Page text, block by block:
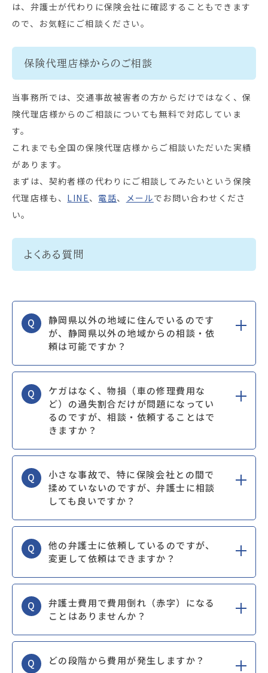
は、弁護士が代わりに保険会社に確認することもできます
ので、お気軽にご相談ください。
保険代理店様からのご相談
当事務所では、交通事故被害者の方からだけではなく、保
険代理店様からのご相談についても無料で対応していま
す。
これまでも全国の保険代理店様からご相談いただいた実績
があります。
まずは、契約者様の代わりにご相談してみたいという保険
代理店様も、 LINE、 電話、 メールでお問い合わせくださ
い。
よくある質問
Q
静岡県以外の地域に住んでいるのです
が、静岡県以外の地域からの相談・依
頼は可能ですか？
Q
ケガはなく、物損（車の修理費用な
ど）の過失割合だけが問題になってい
るのですが、相談・依頼することはで
きますか？
Q
小さな事故で、特に保険会社との間で
揉めていないのですが、弁護士に相談
しても良いですか？
Q
他の弁護士に依頼しているのですが、
変更して依頼はできますか？
Q
弁護士費用で費用倒れ（赤字）になる
ことはありませんか？
Q どの段階から費用が発生しますか？